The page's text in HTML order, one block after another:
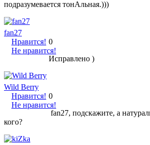
подразумевается тонАльная.)))
fan27
Нравится!
Не нравится!
0
Исправлено )
Wild Berry
Нравится!
Не нравится!
0
fan27, подскажите, а
кого?